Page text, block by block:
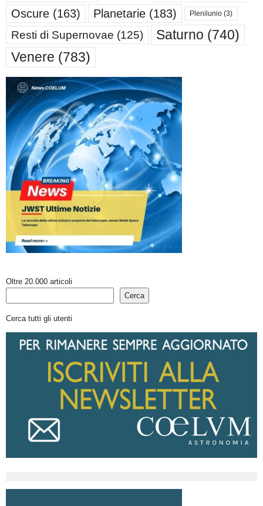
Oscure (163) Planetarie (183) Plenilunio (3)
Resti di Supernovae (125) Saturno (740)
Venere (783)
Oltre 20.000 articoli
Cerca
Cerca tutti gli utenti